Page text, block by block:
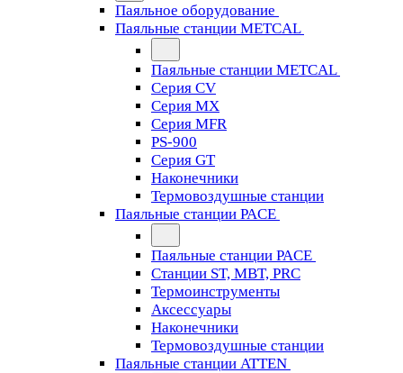
Паяльное оборудование
Паяльные станции METCAL
Паяльные станции METCAL
Серия CV
Серия MX
Серия MFR
PS-900
Серия GT
Наконечники
Термовоздушные станции
Паяльные станции PACE
Паяльные станции PACE
Станции ST, MBT, PRC
Термоинструменты
Аксессуары
Наконечники
Термовоздушные станции
Паяльные станции ATTEN